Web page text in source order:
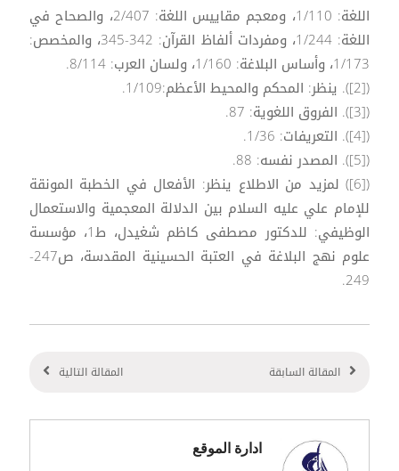
اللغة: 1/110، ومعجم مقاييس اللغة: 2/407، والصحاح في
اللغة: 1/244، ومفردات ألفاظ القرآن: 342-345، والمخصص:
1/173، وأساس البلاغة: 1/160، ولسان العرب: 8/114.
([2]). ينظر: المحكم والمحيط الأعظم:1/109.
([3]). الفروق اللغوية: 87.
([4]). التعريفات: 1/36.
([5]). المصدر نفسه: 88.
([6]) لمزيد من الاطلاع ينظر: الأفعال في الخطبة المونقة
للإمام علي عليه السلام بين الدلالة المعجمية والاستعمال
الوظيفي: للدكتور مصطفى كاظم شغيدل، ط1، مؤسسة
علوم نهج البلاغة في العتبة الحسينية المقدسة، ص247-
249.
المقالة السابقة المقالة التالية
ادارة الموقع